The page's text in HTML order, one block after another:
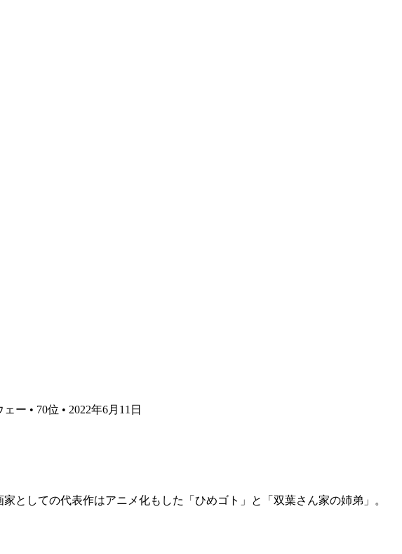
ー • 70位 • 2022年6月11日
としての代表作はアニメ化もした「ひめゴト」と「双葉さん家の姉弟」。